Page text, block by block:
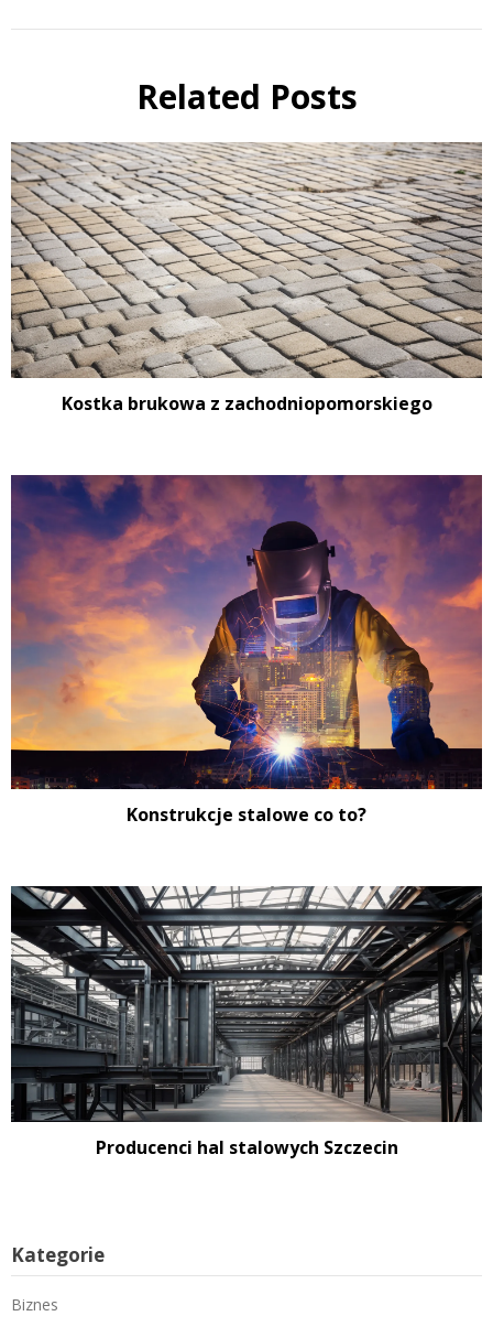
Related Posts
Kostka brukowa z zachodniopomorskiego
Konstrukcje stalowe co to?
Producenci hal stalowych Szczecin
Kategorie
Biznes